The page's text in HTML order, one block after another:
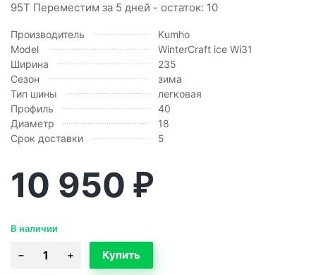
95T Переместим за 5 дней - остаток: 10
Производитель
Kumho
Model
WinterCraft ice Wi31
Ширина
235
Сезон
зима
Тип шины
легковая
Профиль
40
Диаметр
18
Срок доставки
5
10 950 ₽
В наличии